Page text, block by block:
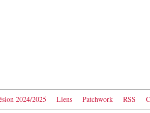
2024/2025 Liens Patchwork RSS